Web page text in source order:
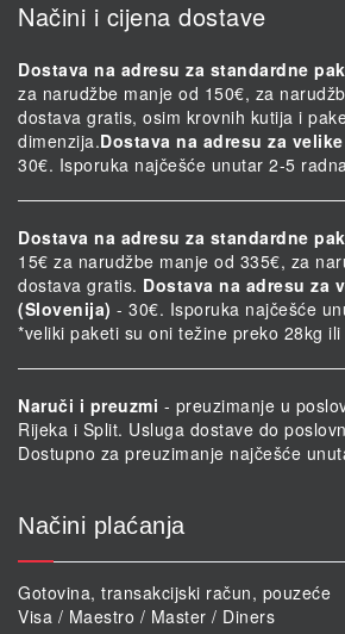
Načini i cijena dostave
Dostava na adresu za standardne
za narudžbe manje od 150€, za
dostava gratis, osim krovnih kutija i
dimenzija.Dostava na adresu za
30€. Isporuka najčešće unutar 2-5
Dostava na adresu za standardne
15€ za narudžbe manje od 335€, za
dostava gratis. Dostava na adresu za
(Slovenija) - 30€. Isporuka najčešće
*veliki paketi su oni težine preko 28kg
Naruči i preuzmi - preuzimanje u
Rijeka i Split. Usluga dostave do
Dostupno za preuzimanje najčešće
Načini plaćanja
Gotovina, transakcijski račun, pouzeće
Visa / Maestro / Master / Diners